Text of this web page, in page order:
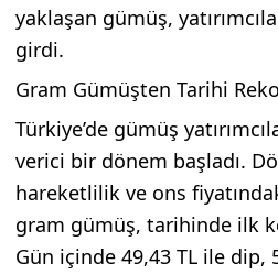
yaklaşan gümüş,
girdi.
Gram Gümüşten Tarihi
Türkiye’de gümüş
verici bir dönem başladı.
hareketlilik ve ons
gram gümüş, tarihinde ilk
Gün içinde 49,43 TL ile dip,